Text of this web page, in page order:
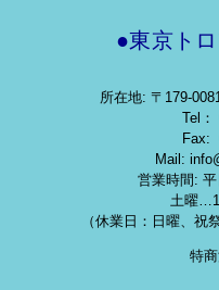
●東京ト
所在地: 〒179-
Tel：
Fax:
Mail:
営業時間:
土曜
（休業日：日曜、祝
特